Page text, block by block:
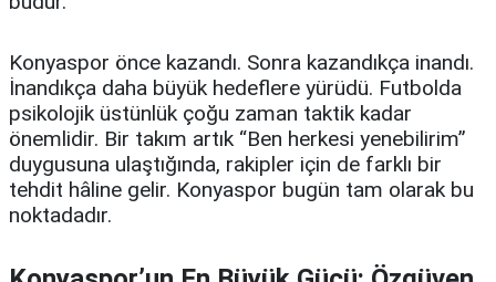
Konyaspor önce kazandı. Sonra kazandıkça inandı.
İnandıkça daha büyük hedeflere yürüdü. Futbolda
psikolojik üstünlük çoğu zaman taktik kadar
önemlidir. Bir takım artık “Ben herkesi yenebilirim”
duygusuna ulaştığında, rakipler için de farklı bir
tehdit hâline gelir. Konyaspor bugün tam olarak bu
noktadadır.